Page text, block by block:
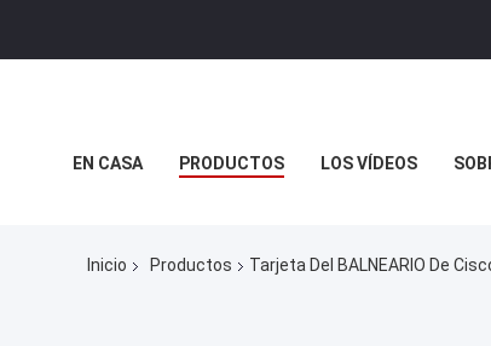
EN CASA PRODUCTOS LOS VÍDEOS
Inicio Productos Tarjeta Del BALNEARIO De